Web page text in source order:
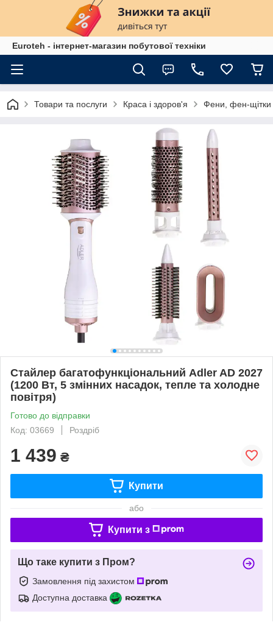
Euroteh - інтернет-магазин побутової техніки
Товари та послуги Краса і здоров'я Фени, фен-щітки
Стайлер багатофункціональний Adler AD 2027
(1200 Вт, 5 змінних насадок, тепле та холодне
повітря)
Готово до відправки
Код: 03669
Роздріб
1 439 ₴
Купити
або
Купити з
Що таке купити з Пром?
Замовлення під захистом
Доступна доставка